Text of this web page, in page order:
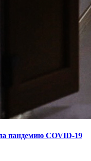
пандемию COVID-19